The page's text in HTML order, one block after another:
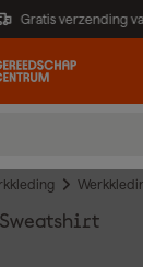
Gratis verzending